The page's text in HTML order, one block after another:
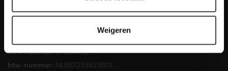
Weigeren
info@dewoonwinkel.nl
KVK nummer:67984495
btw-nummer: NL857253633B01